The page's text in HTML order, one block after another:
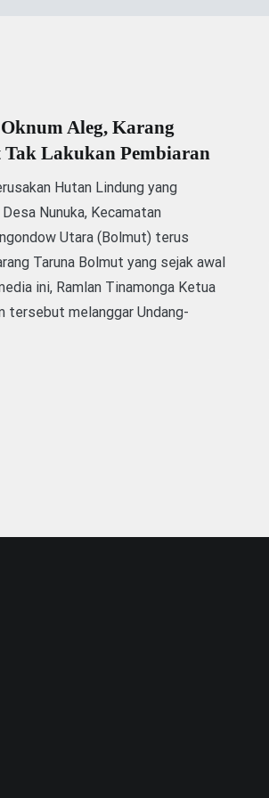
Aleg, Karang
Tak Lakukan Pembiaran
Hutan Lindung yang
Nunuka, Kecamatan
Utara (Bolmut) terus
Taruna Bolmut yang sejak awal
ini, Ramlan Tinamonga Ketua
tersebut melanggar Undang-